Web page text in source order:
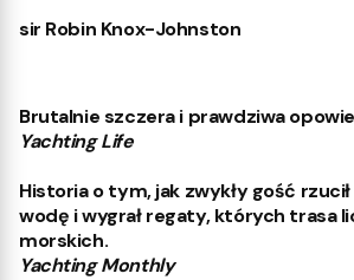
sir Robin Knox-Johnston
Brutalnie szczera i prawdziwa
Yachting Life
Historia o tym, jak zwykły gość rzucił
wodę i wygrał regaty, których trasa
morskich.
Yachting Monthly